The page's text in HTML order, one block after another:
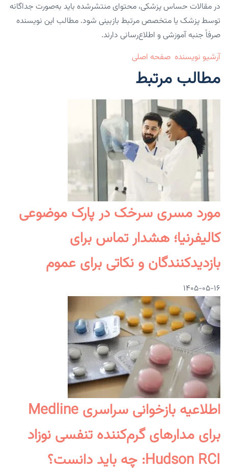
در مقالات حساس پزشکی، محتوای منتشرشده باید به‌صورت جداگانه
توسط پزشک یا متخصص مرتبط بازبینی شود. مطالب این نویسنده
صرفاً جنبه آموزشی و اطلاع‌رسانی دارند.
آرشیو نویسنده صفحه اصلی
مطالب مرتبط
مورد مسری سرخک در پارک موضوعی
کالیفرنیا؛ هشدار تماس برای
بازدیدکنندگان و نکاتی برای عموم
۱۴۰۵-۰۵-۱۶
اطلاعیه بازخوانی سراسری Medline
برای مدارهای گرم‌کننده تنفسی نوزاد
Hudson RCI: چه باید دانست؟